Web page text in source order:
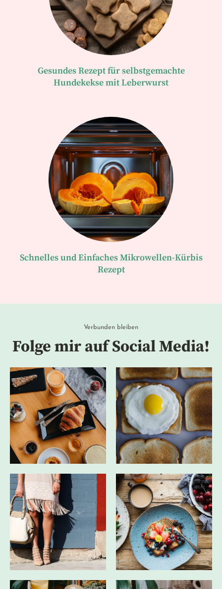
Gesundes Rezept für selbstgemachte
Hundekekse mit Leberwurst
Schnelles und Einfaches Mikrowellen-Kürbis
Rezept
Verbunden bleiben
Folge mir auf Social Media!